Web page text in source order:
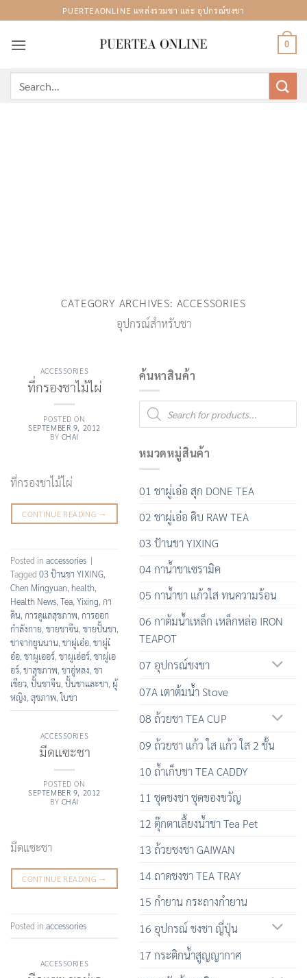
to
content
PUERTEAONLINE แหล่งรวมชา และ อุปกรณ์ชงชา
0
for:
CATEGORY ARCHIVES: ACCESSORIES
อุปกรณ์สำหรับชา
ACCESSORIES
ที่กรองชาไม้ไผ่
POSTED ON
SEPTEMBER 9, 2012
BY CHAI
ที่กรองชาไม้ไผ่
CONTINUE READING →
Posted in accessories |
Tagged 03 ป้านชา YIXING,
Chen Mingyuan, health,
Health News, Tea, Yixing, กา
ดิน, การดูแลสุขภาพ, การออก
กำลังกาย, ขายชาจึน, ขายปั้นชา,
ชาจากยูนนาน, ชาผู่เอ๋อ, ชาผู่เ๋
อ๋อ, ชาผูเออร์, ชาผูเอ่อร์, ชาผู่เอ
อร์, ชาสุขภาพ, ชาอู่หลง, ชา
เขียว, ปั้นชาจีน, ปั้นชาและชา, ผู้
หญิง, สุขภาพ,ใบชา
ACCESSORIES
มีดแซะชา
POSTED ON
SEPTEMBER 9, 2012
BY CHAI
มีดแซะชา
CONTINUE READING →
Posted in accessories
ACCESSORIES
ค้นหาสินค้า
Products
search
หมวดหมู่สินค้า
01 ชาผู่เอ๋อ สุก DONE TEA
02 ชาผู่เอ๋อ ดิบ RAW TEA
03 ป้านชา YIXING
04 กาน้ำชาเซรามิค
05 กาน้ำชา แก้วใส ทนความร้อน
06 กาต้มน้ำเหล็ก เหล็กหล่อ IRON
TEAPOT
07 อุปกรณ์ชงชา
07A เตาต้มน้ำ Stove
08 ถ้วยชา TEA CUP
09 ถ้วยชา แก้ว ใส แก้ว ใส 2 ชั้น
10 ถ้ำเก็บชา TEA CADDY
11 ชุดชงชา ชุดของขวัญ
12 ตุ๊กตาเลื้ยงน้ำชา Tea Pet
13 ถ้วยชงชา GAIWAN
14 ถาดชงชา TEA TRAY
15 กำยาน กระถางกำยาน
16 อุปกรณ์ ชงชา ญี่ปุ่น
17 กระติกน้ำสูญญากาศ